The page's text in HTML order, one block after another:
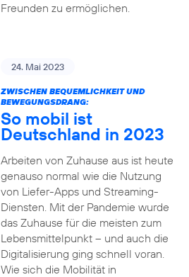
Freunden zu ermöglichen.
24. Mai 2023
ZWISCHEN BEQUEMLICHKEIT UND
BEWEGUNGSDRANG:
So mobil ist
Deutschland in 2023
Arbeiten von Zuhause aus ist heute
genauso normal wie die Nutzung
von Liefer-Apps und Streaming-
Diensten. Mit der Pandemie wurde
das Zuhause für die meisten zum
Lebensmittelpunkt – und auch die
Digitalisierung ging schnell voran.
Wie sich die Mobilität in